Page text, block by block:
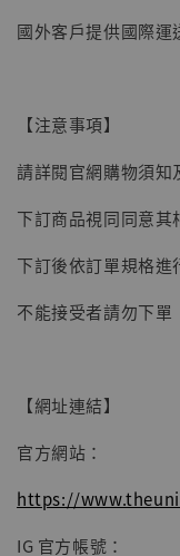
NT$ 4,980
NT$ 5,300
國外客戶提供國際運
【注意事項】
請詳閱官網購物須知
下訂商品視同同意其
下訂後依訂單規格進
不能接受者請勿下單
【網址連結】
官方網站：
https://
IG 官方帳號：